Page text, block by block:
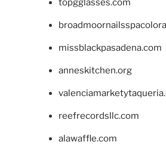
topgglasses.com
missblackpasadena.com
anneskitchen.org
reefrecordsllc.com
alawaffle.com